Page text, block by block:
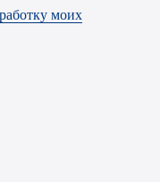
моих